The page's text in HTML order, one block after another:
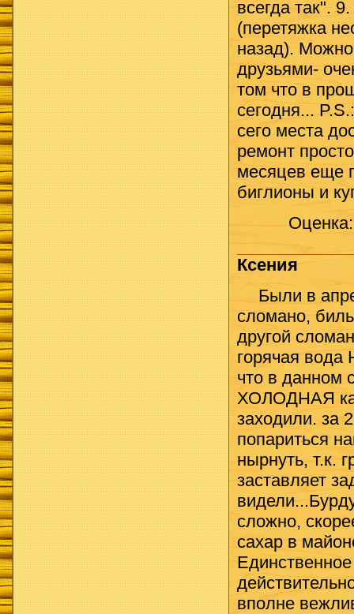
всегда так".
(перетяжка
назад).
друзьями-
том что в
сегодня...
сего места
ремонт
месяцев еще
биглионы и
Ксения
Были в
сломано,
другой
горячая
что в данном
ХОЛОДНАЯ
заходили. за
попариться
нырнуть, т.к.
заставляет
сложно,
сахар в
вполне